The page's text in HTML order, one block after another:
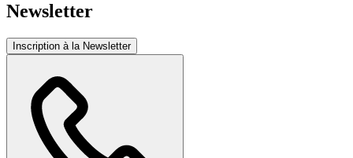
Newsletter
Inscription à la Newsletter